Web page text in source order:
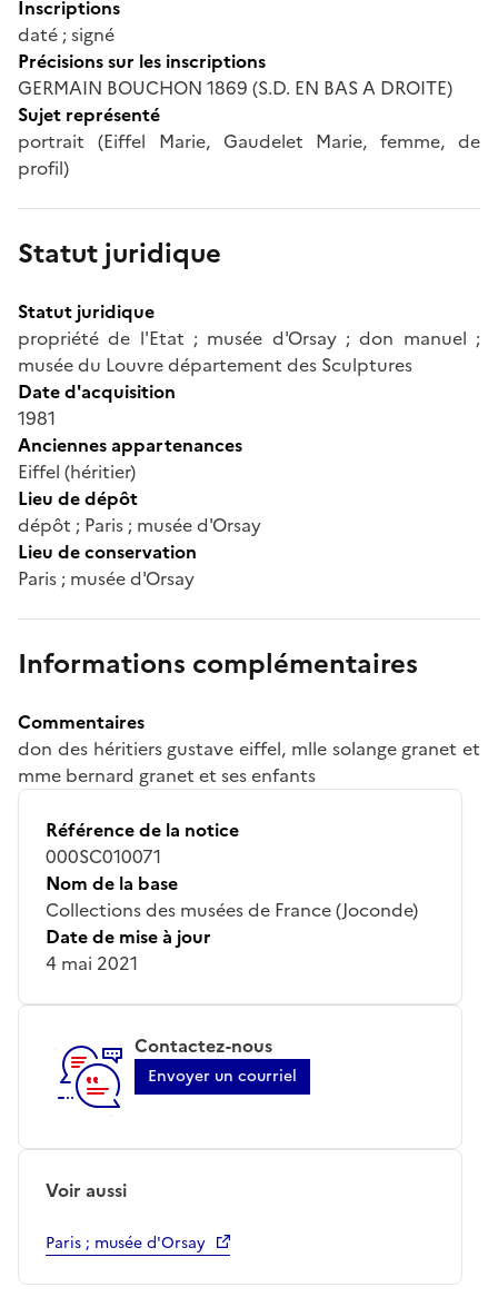
Inscriptions
daté ; signé
Précisions sur les inscriptions
GERMAIN BOUCHON 1869 (S.D. EN BAS A DROITE)
Sujet représenté
portrait (Eiffel Marie, Gaudelet Marie, femme, de
profil)
Statut juridique
Statut juridique
propriété de l'Etat ; musée d'Orsay ; don manuel ;
musée du Louvre département des Sculptures
Date d'acquisition
1981
Anciennes appartenances
Eiffel (héritier)
Lieu de dépôt
dépôt ; Paris ; musée d'Orsay
Lieu de conservation
Paris ; musée d'Orsay
Informations complémentaires
Commentaires
don des héritiers gustave eiffel, mlle solange granet et
mme bernard granet et ses enfants
Référence de la notice
000SC010071
Nom de la base
Collections des musées de France (Joconde)
Date de mise à jour
4 mai 2021
Contactez-nous
Envoyer un courriel
Voir aussi
Paris ; musée d'Orsay